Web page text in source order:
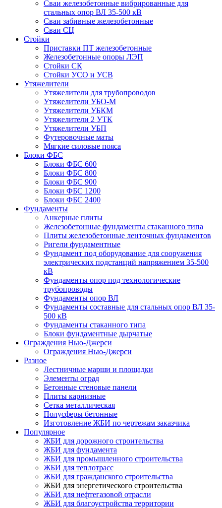
Сваи железобетонные вибрированные для
стальных опор ВЛ 35-500 кВ
Сваи забивные железобетонные
Сваи СЦ
Стойки
Приставки ПТ железобетонные
Железобетонные опоры ЛЭП
Стойки СК
Стойки УСО и УСВ
Утяжелители
Утяжелители для трубопроводов
Утяжелители УБО-М
Утяжелители УБКМ
Утяжелители 2 УТК
Утяжелители УБП
Футеровочные маты
Мягкие силовые пояса
Блоки ФБС
Блоки ФБС 600
Блоки ФБС 800
Блоки ФБС 900
Блоки ФБС 1200
Блоки ФБС 2400
Фундаменты
Анкерные плиты
Железобетонные фундаменты стаканного типа
Плиты железобетонные ленточных фундаментов
Ригели фундаментные
Фундамент под оборудование для сооружения
электрических подстанций напряжением 35-500
кВ
Фундаменты опор под технологические
трубопроводы
Фундаменты опор ВЛ
Фундаменты составные для стальных опор ВЛ 35-
500 кВ
Фундаменты стаканного типа
Блоки фундаментные дырчатые
Ограждения Нью-Джерси
Ограждения Нью-Джерси
Разное
Лестничные марши и площадки
Элементы оград
Бетонные стеновые панели
Плиты карнизные
Сетка металлическая
Полусферы бетонные
Изготовление ЖБИ по чертежам заказчика
Популярное
ЖБИ для дорожного строительства
ЖБИ для фундамента
ЖБИ для промышленного строительства
ЖБИ для теплотрасс
ЖБИ для гражданского строительства
ЖБИ для энергетического строительства
ЖБИ для нефтегазовой отрасли
ЖБИ для благоустройства территории